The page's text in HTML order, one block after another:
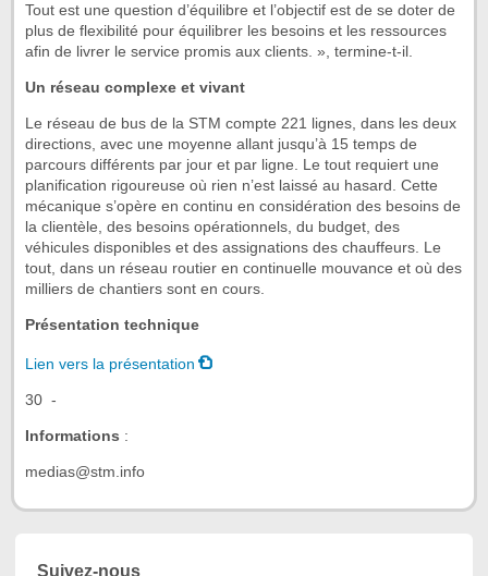
Tout est une question d’équilibre et l’objectif est de se doter de
plus de flexibilité pour équilibrer les besoins et les ressources
afin de livrer le service promis aux clients. », termine-t-il.
Un réseau complexe et vivant
Le réseau de bus de la STM compte 221 lignes, dans les deux
directions, avec une moyenne allant jusqu’à 15 temps de
parcours différents par jour et par ligne. Le tout requiert une
planification rigoureuse où rien n’est laissé au hasard. Cette
mécanique s’opère en continu en considération des besoins de
la clientèle, des besoins opérationnels, du budget, des
véhicules disponibles et des assignations des chauffeurs. Le
tout, dans un réseau routier en continuelle mouvance et où des
milliers de chantiers sont en cours.
Présentation technique
Lien vers la présentation
30 -
Informations :
medias@stm.info
Suivez-nous